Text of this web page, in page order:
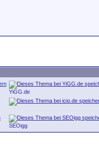
YiGG.de
SEOigg